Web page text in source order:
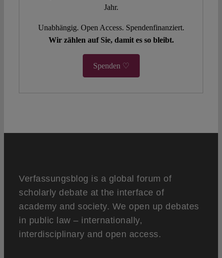
Jahr.
Unabhängig. Open Access. Spendenfinanziert.
Wir zählen auf Sie, damit es so bleibt.
Spenden ♡
Verfassungsblog is a global forum of
scholarly debate at the interface of
academy and society. We open up debates
in public law – internationally,
interdisciplinary and open access.